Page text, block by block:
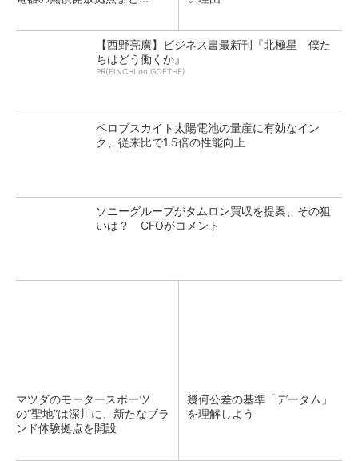
【西野亮廣】ビジネス書最新刊『北極星 僕た
ちはどう働くか』
PR(FINCHI on GOETHE)
ペロブスカイト太陽電池の量産に有効なイン
ク、従来比で1.5倍の性能向上
ソニーグループがタムロン買収を提案、その狙
いは？ CFOがコメント
マツダのモータースポーツ
の“聖地”は深川に、新たなブラ
ンド体験拠点を開設
幾何公差の基準「データム」
を理解しよう